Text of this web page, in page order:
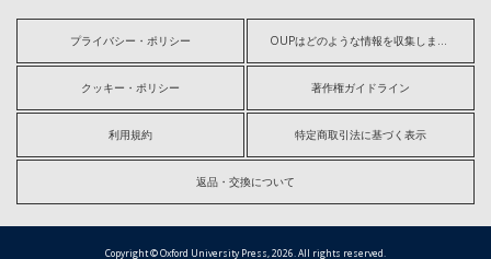
プライバシー・ポリシー
クッキー・ポリシー 著作権ガイドライン
利用規約 特定商取引法に基づく表示
返品・交換について
Copyright © Oxford University Press, 2026. All rights reserved.